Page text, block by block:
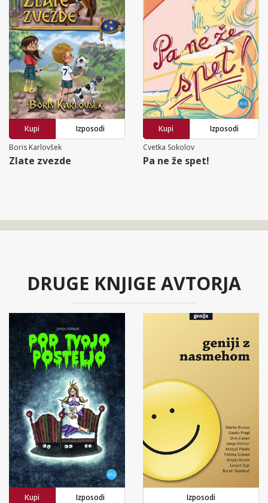
Kupi
Izposodi
Boris Karlovšek
Zlate zvezde
Kupi
Izposodi
Cvetka Sokolov
Pa ne že spet!
DRUGE KNJIGE AVTORJA
Kupi
Izposodi
Izposodi